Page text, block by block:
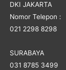
DKI JAKARTA
Nomor Telepon :
021 2298 8298
SURABAYA
031 8785 3499